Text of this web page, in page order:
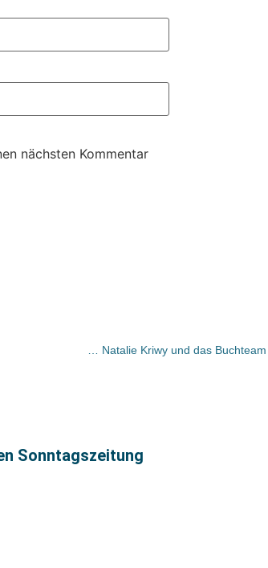
nächsten Kommentar
Sonntagszeitung